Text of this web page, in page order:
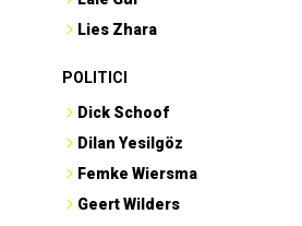
Lies Zhara
POLITICI
Dick Schoof
Dilan Yesilgöz
Femke Wiersma
Geert Wilders